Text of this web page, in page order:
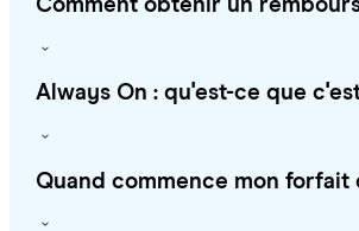
Comment obtenir un
Always On : qu'est-ce que
Quand commence mon forfait